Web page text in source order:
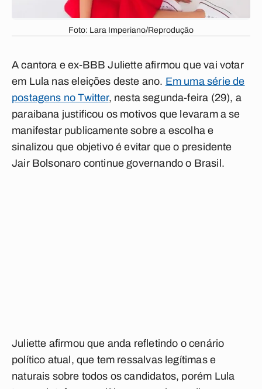
Foto: Lara Imperiano/Reprodução
A cantora e ex-BBB Juliette afirmou que vai votar
em Lula nas eleições deste ano. Em uma série de
postagens no Twitter, nesta segunda-feira (29), a
paraibana justificou os motivos que levaram a se
manifestar publicamente sobre a escolha e
sinalizou que objetivo é evitar que o presidente
Jair Bolsonaro continue governando o Brasil.
Juliette afirmou que anda refletindo o cenário
político atual, que tem ressalvas legítimas e
naturais sobre todos os candidatos, porém Lula